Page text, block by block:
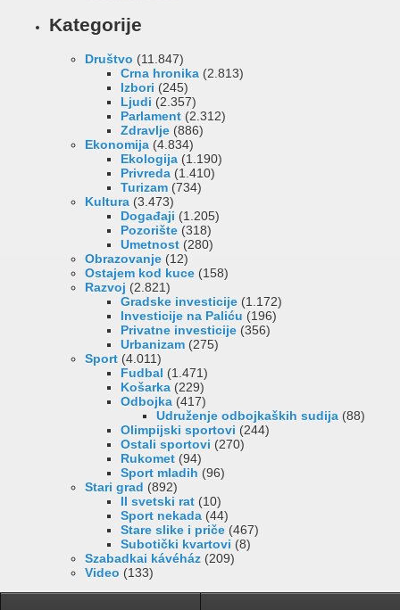
Kategorije
Društvo (11.847)
Crna hronika (2.813)
Izbori (245)
Ljudi (2.357)
Parlament (2.312)
Zdravlje (886)
Ekonomija (4.834)
Ekologija (1.190)
Privreda (1.410)
Turizam (734)
Kultura (3.473)
Događaji (1.205)
Pozorište (318)
Umetnost (280)
Obrazovanje (12)
Ostajem kod kuce (158)
Razvoj (2.821)
Gradske investicije (1.172)
Investicije na Paliću (196)
Privatne investicije (356)
Urbanizam (275)
Sport (4.011)
Fudbal (1.471)
Košarka (229)
Odbojka (417)
Udruženje odbojkaških sudija (88)
Olimpijski sportovi (244)
Ostali sportovi (270)
Rukomet (94)
Sport mladih (96)
Stari grad (892)
II svetski rat (10)
Sport nekada (44)
Stare slike i priče (467)
Subotički kvartovi (8)
Szabadkai kávéház (209)
Video (133)